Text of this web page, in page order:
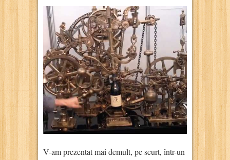
V-am prezentat mai demult, pe scurt, într-un